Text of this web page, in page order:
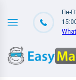
Пн-